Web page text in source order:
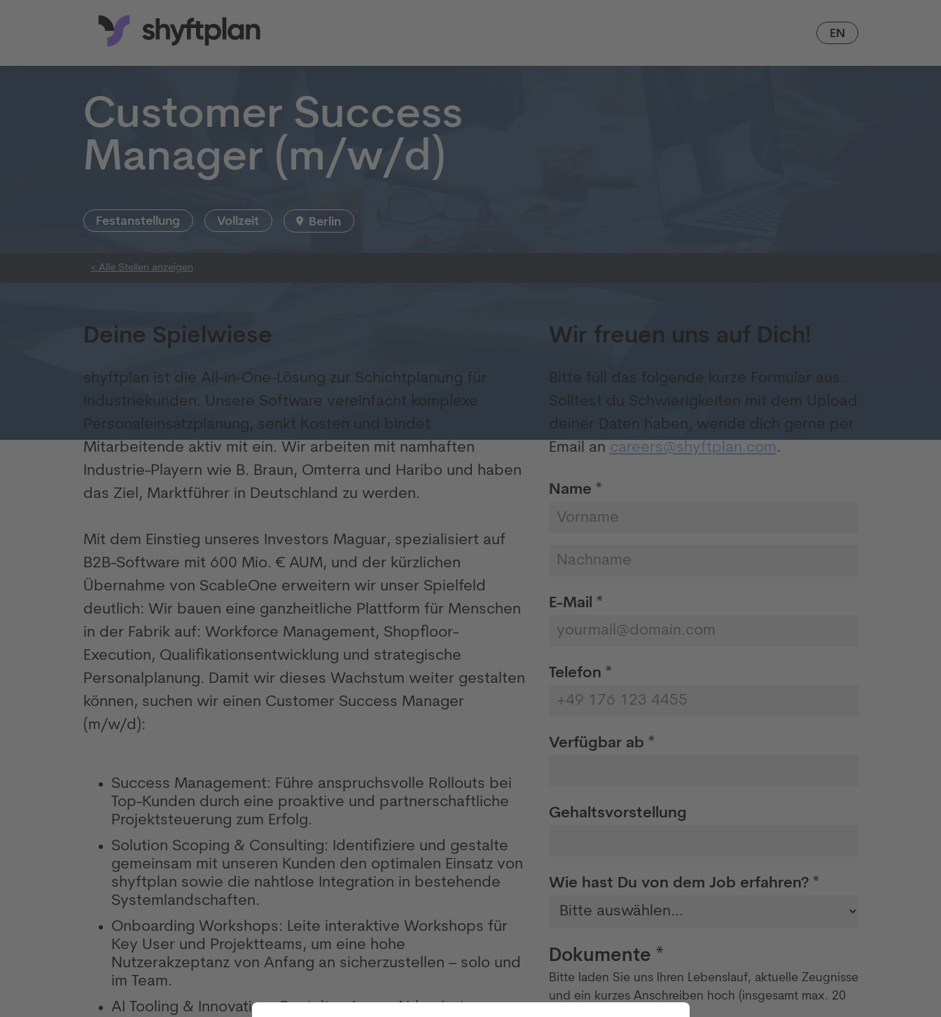
EN
Customer Success
Manager (m/w/d)
Festanstellung Vollzeit Berlin
< Alle Stellen anzeigen
Deine Spielwiese
shyftplan ist die All-in-One-Lösung zur Schichtplanung für
Industriekunden. Unsere Software vereinfacht komplexe
Personaleinsatzplanung, senkt Kosten und bindet
Mitarbeitende aktiv mit ein. Wir arbeiten mit namhaften
Industrie-Playern wie B. Braun, Omterra und Haribo und haben
das Ziel, Marktführer in Deutschland zu werden.
Mit dem Einstieg unseres Investors Maguar, spezialisiert auf
B2B-Software mit 600 Mio. € AUM, und der kürzlichen
Übernahme von ScableOne erweitern wir unser Spielfeld
deutlich: Wir bauen eine ganzheitliche Plattform für Menschen
in der Fabrik auf: Workforce Management, Shopfloor-
Execution, Qualifikationsentwicklung und strategische
Personalplanung. Damit wir dieses Wachstum weiter gestalten
können, suchen wir einen Customer Success Manager
(m/w/d):
Success Management: Führe anspruchsvolle Rollouts bei
Top-Kunden durch eine proaktive und partnerschaftliche
Projektsteuerung zum Erfolg.
Solution Scoping & Consulting: Identifiziere und gestalte
gemeinsam mit unseren Kunden den optimalen Einsatz von
shyftplan sowie die nahtlose Integration in bestehende
Systemlandschaften.
Onboarding Workshops: Leite interaktive Workshops für
Key User und Projektteams, um eine hohe
Nutzerakzeptanz von Anfang an sicherzustellen – solo und
im Team.
AI Tooling & Innovation: Gestalte eigene AI-basierte
Wir freuen uns auf Dich!
Bitte füll das folgende kurze Formular aus.
Solltest du Schwierigkeiten mit dem Upload
deiner Daten haben, wende dich gerne per
Email an careers@shyftplan.com.
Name *
E-Mail *
Telefon *
Verfügbar ab *
Gehaltsvorstellung
Wie hast Du von dem Job erfahren? *
Dokumente *
Bitte laden Sie uns Ihren Lebenslauf, aktuelle Zeugnisse
und ein kurzes Anschreiben hoch (insgesamt max. 20